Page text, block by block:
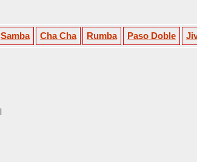
Samba Cha Cha Rumba Paso Doble